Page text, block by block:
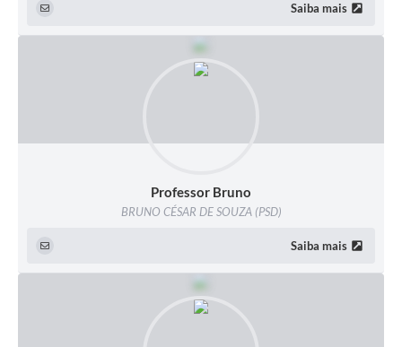
Saiba mais
Professor Bruno
BRUNO CÉSAR DE SOUZA (PSD)
Saiba mais